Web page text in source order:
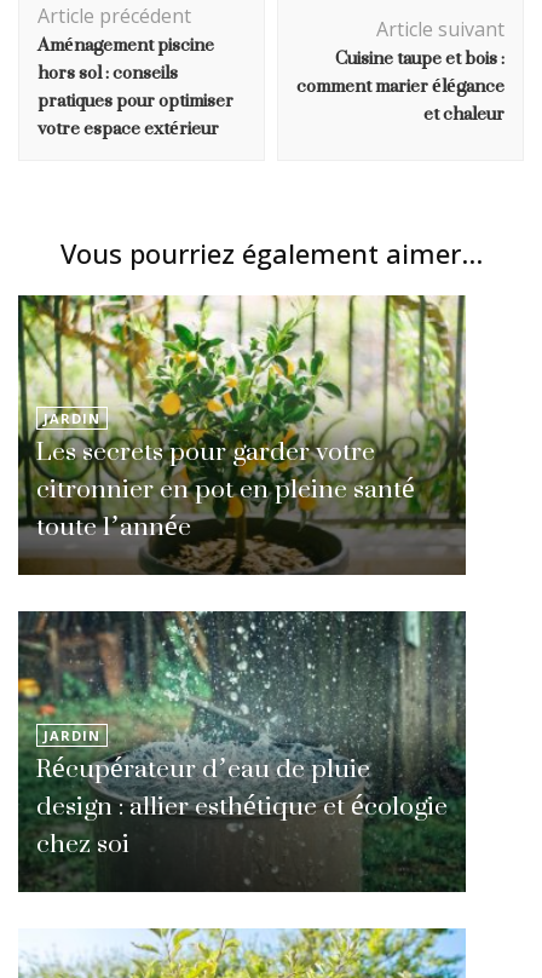
d'article
Article précédent
Aménagement piscine
hors sol : conseils
pratiques pour optimiser
votre espace extérieur
Article suivant
Cuisine taupe et bois :
comment marier élégance
et chaleur
Vous pourriez également aimer...
JARDIN
Les secrets pour garder votre
citronnier en pot en pleine santé
toute l’année
JARDIN
Récupérateur d’eau de pluie
design : allier esthétique et écologie
chez soi